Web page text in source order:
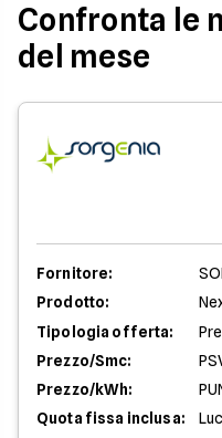
Confronta le
del mese
Fornitore:
Prodotto:
Tipologia offerta:
Prezzo/Smc:
Prezzo/kWh:
Quota fissa inclusa: